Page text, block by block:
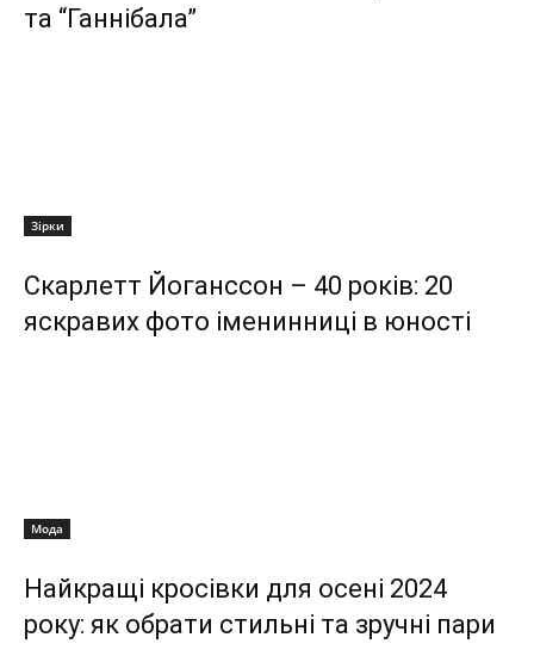
та “Ганнібала”
Зірки
Скарлетт Йоганссон – 40 років: 20
яскравих фото іменинниці в юності
Мода
Найкращі кросівки для осені 2024
року: як обрати стильні та зручні пари